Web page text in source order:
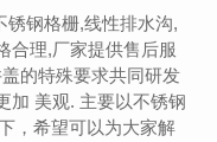
钢格栅,线性排水沟,
合理,厂家提供售后服
的特殊要求共同研发
加 美观. 主要以不锈钢
，希望可以为大家解